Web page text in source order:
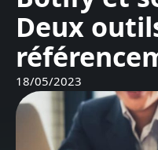
Deux
18/05/2023